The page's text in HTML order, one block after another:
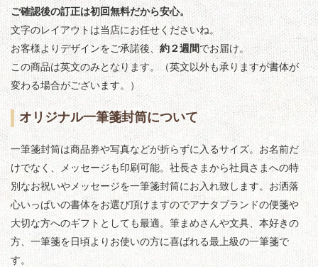
ご確認後の訂正は初回無料だから安心。
文字のレイアウトは当店にお任せくださいね。
お客様よりデザインをご承諾後、約２週間でお届け。
この商品は英文のみとなります。（英文以外も承りますが書体が
変わる場合がございます。）
オリジナル一筆箋封筒について
一筆箋封筒は商品券や写真などが折らずに入るサイズ。お名前だ
けでなく、メッセージも印刷可能。社長さまから社員さまへの特
別なお祝いやメッセージを一筆箋封筒にお入れ致します。お洒落
心いっぱいの書体をお選び頂けますのでアナタブランドの便箋や
大切な方へのギフトとしても最適。筆まめさんや文具、本好きの
方、一筆箋を日頃よりお使いの方に喜ばれる最上級の一筆箋で
す。